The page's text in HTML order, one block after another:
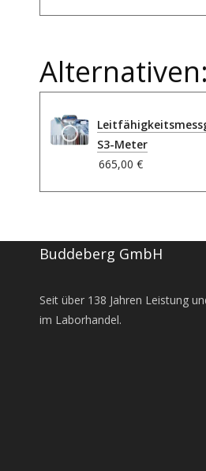
Alternativen:
S3-Meter
665,00 €
Buddeberg GmbH
Seit über 138 Jahren Leistung
im Laborhandel.